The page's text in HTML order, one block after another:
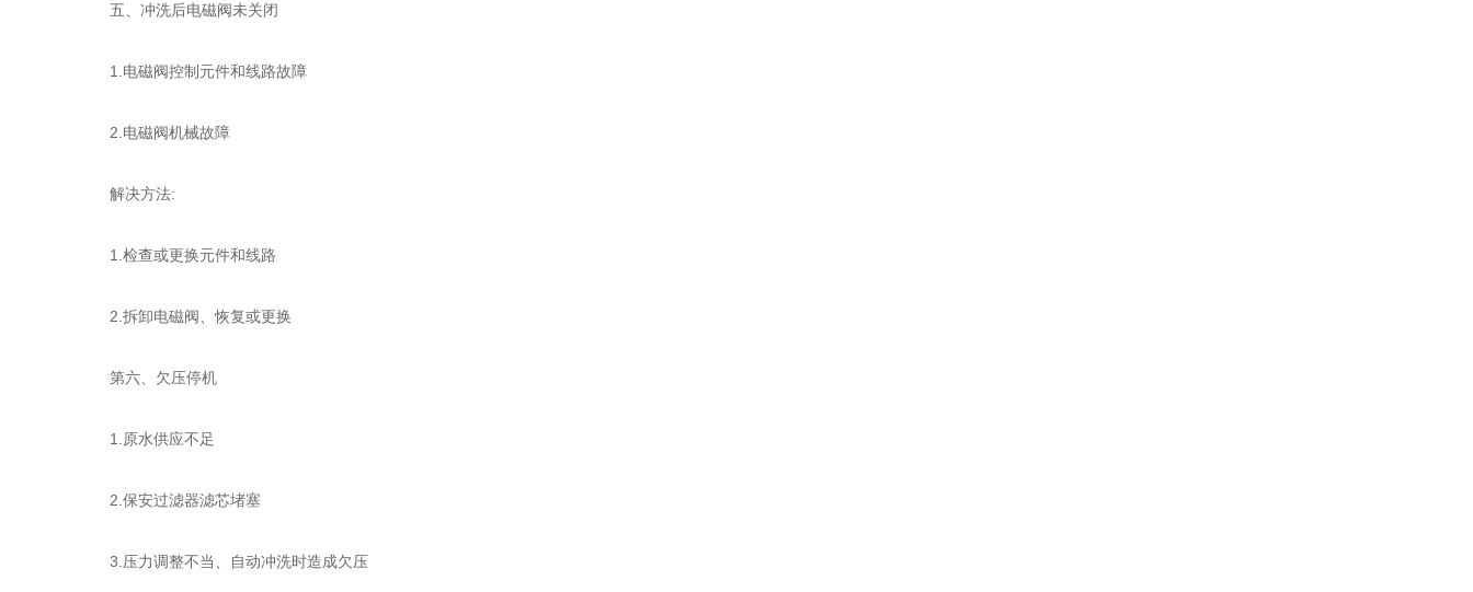
五、冲洗后电磁阀未关闭
1.电磁阀控制元件和线路故障
2.电磁阀机械故障
解决方法:
1.检查或更换元件和线路
2.拆卸电磁阀、恢复或更换
第六、欠压停机
1.原水供应不足
2.保安过滤器滤芯堵塞
3.压力调整不当、自动冲洗时造成欠压